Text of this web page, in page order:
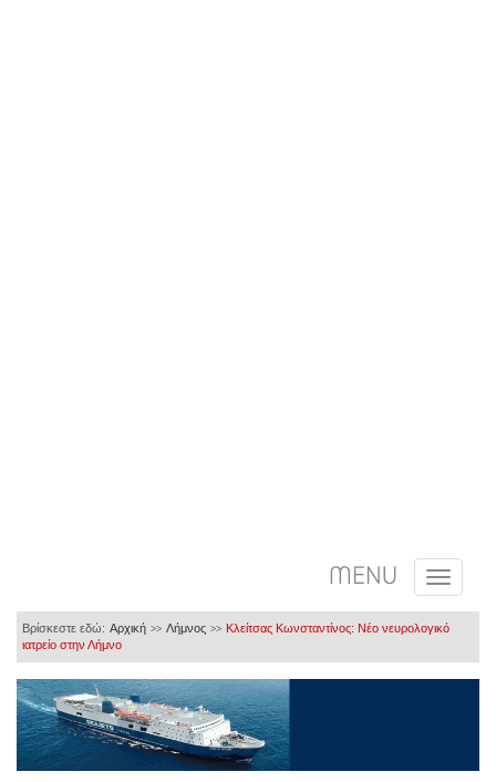
MENU
Βρίσκεστε εδώ: Αρχική >> Λήμνος >> Κλείτσας Κωνσταντίνος: Νέο νευρολογικό
ιατρείο στην Λήμνο